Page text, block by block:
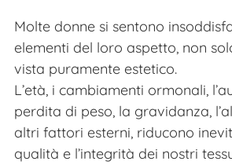
Molte donne si sentono
elementi del loro aspetto, non
vista puramente estetico.
L’età, i cambiamenti ormonali,
perdita di peso, la gravidanza,
altri fattori esterni, riducono
qualità e l’integrità dei nostri